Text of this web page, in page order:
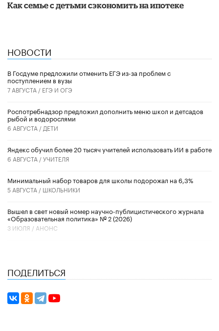
​Как семье с детьми сэкономить на ипотеке
НОВОСТИ
В Госдуме предложили отменить ЕГЭ из-за проблем с
поступлением в вузы
7 АВГУСТА / ЕГЭ И ОГЭ
Роспотребнадзор предложил дополнить меню школ и детсадов
рыбой и водорослями
6 АВГУСТА / ДЕТИ
​Яндекс обучил более 20 тысяч учителей использовать ИИ в работе
6 АВГУСТА /УЧИТЕЛЯ
Минимальный набор товаров для школы подорожал на 6,3%
5 АВГУСТА / ШКОЛЬНИКИ
Вышел в свет новый номер научно-публицистического журнала
«Образовательная политика» № 2 (2026)
3 ИЮЛЯ / АНОНС
ПОДЕЛИТЬСЯ